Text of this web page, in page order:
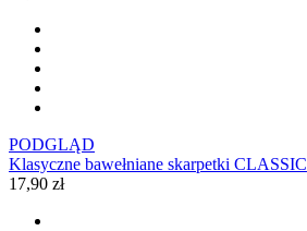
PODGLĄD
Klasyczne bawełniane skarpetki CLASSIC
17,90 zł